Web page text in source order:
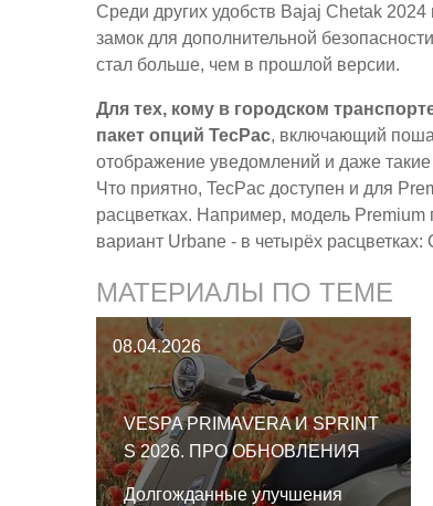
Среди других удобств Bajaj Chetak
замок для дополнительной
стал больше, чем в прошлой версии.
Для тех, кому в городском
пакет опций TecPac, включающий
отображение уведомлений и даже
Что приятно, TecPac доступен и для
расцветках. Например, модель
вариант Urbane - в четырёх
МАТЕРИАЛЫ ПО ТЕМЕ
08.04.2026
VESPA PRIMAVERA И SPRINT
S 2026. ПРО ОБНОВЛЕНИЯ
Долгожданные улучшения